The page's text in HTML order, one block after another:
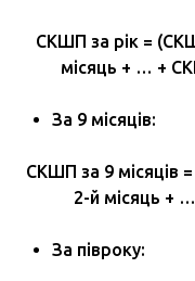
СКШП за рік =
місяць + … +
За 9 місяців:
СКШП за 9 місяців
2-й місяць +
За півроку: